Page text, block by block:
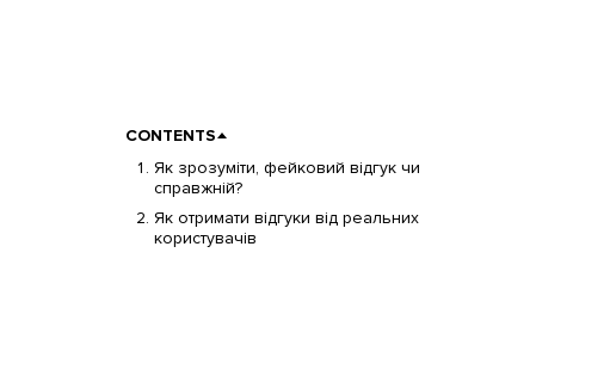
CONTENTS
Як зрозуміти, фейковий відгук чи
справжній?
Як отримати відгуки від реальних
користувачів